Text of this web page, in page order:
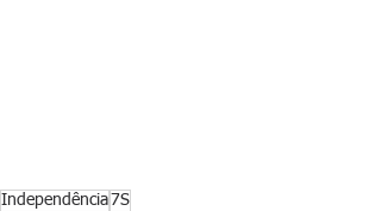
Independência 7S